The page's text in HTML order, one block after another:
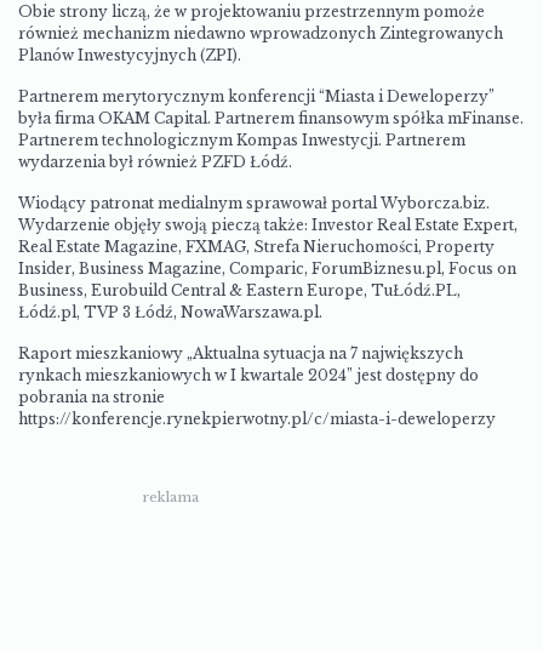
Obie strony liczą, że w projektowaniu przestrzennym pomoże
również mechanizm niedawno wprowadzonych Zintegrowanych
Planów Inwestycyjnych (ZPI).
Partnerem merytorycznym konferencji “Miasta i Deweloperzy”
była firma OKAM Capital. Partnerem finansowym spółka mFinanse.
Partnerem technologicznym Kompas Inwestycji. Partnerem
wydarzenia był również PZFD Łódź.
Wiodący patronat medialnym sprawował portal Wyborcza.biz.
Wydarzenie objęły swoją pieczą także: Investor Real Estate Expert,
Real Estate Magazine, FXMAG, Strefa Nieruchomości, Property
Insider, Business Magazine, Comparic, ForumBiznesu.pl, Focus on
Business, Eurobuild Central & Eastern Europe, TuŁódź.PL,
Łódź.pl, TVP 3 Łódź, NowaWarszawa.pl.
Raport mieszkaniowy „Aktualna sytuacja na 7 największych
rynkach mieszkaniowych w I kwartale 2024” jest dostępny do
pobrania na stronie
https://konferencje.rynekpierwotny.pl/c/miasta-i-deweloperzy
reklama